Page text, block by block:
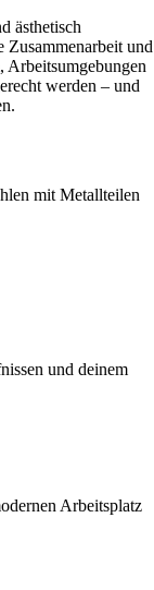
ästhetisch
Zusammenarbeit und
Arbeitsumgebungen
werden – und
mit Metallteilen
und deinem
Arbeitsplatz